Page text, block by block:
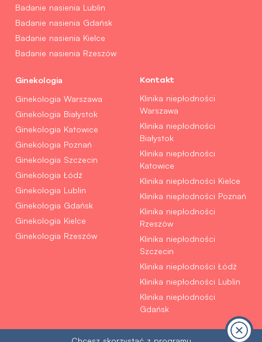
Badanie nasienia Lublin
Badanie nasienia Gdańsk
Badanie nasienia Kielce
Badanie nasienia Rzeszów
Ginekologia
Ginekologia Warszawa
Ginekologia Białystok
Ginekologia Katowice
Ginekologia Poznań
Ginekologia Szczecin
Ginekologia Łódź
Ginekologia Lublin
Ginekologia Gdańsk
Ginekologia Kielce
Ginekologia Rzeszów
Kontakt
Klinika niepłodności
Warszawa
Klinika niepłodności
Białystok
Klinika niepłodności
Katowice
Klinika niepłodności Kielce
Klinika niepłodności Poznań
Klinika niepłodności
Rzeszów
Klinika niepłodności
Szczecin
Klinika niepłodności Łódź
Klinika niepłodności Lublin
Klinika niepłodności
Gdańsk